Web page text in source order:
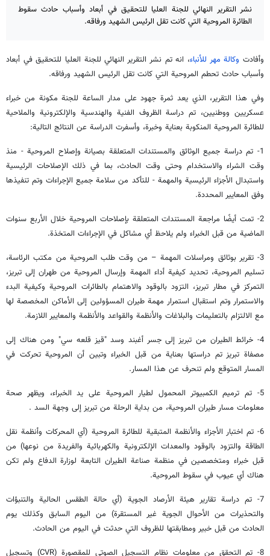
نشر التقرير النهائي للجنة العليا للتحقيق في أبعاد وأسباب حادث سقوط
الطائرة المروحية التي كانت تقل الرئيس الشهيد ورفاقه.
وأفادت وكالة مهر للأنباء، انه تم نشر التقرير النهائي للجنة العليا للتحقيق في أبعاد
وأسباب حادث تحطم المروحية التي كانت تقل الرئيس الشهيد ورفاقه.
وفي هذا التقرير، الذي يعد ثمرة جهود على مدار الساعة للجنة مكونة من خبراء
عسكريين ووطنيين، تم دراسة الظروف الفنية والهندسية والإلكترونية والملاحية
للطائرة المروحية المنكوبة بعناية وخبرة، وأسفرت الدراسة عن النتائج التالية:
1- تم دراسة جميع الوثائق والمستندات المتعلقة بصيانة وإصلاح المروحية - منذ
وقت الشراء والاستخدام وحتى وقت الحادث، بما في ذلك الإصلاحات الرئيسية
واستبدال الأجزاء الرئيسية والمهمة - للتأكد من سلامة جميع الإجراءات وتم تنفيذها
وفق المعايير المحددة.
2- تمت أيضًا مراجعة المستندات المتعلقة بإصلاحات المروحية خلال الأربع سنوات
الماضية من قبل الخبراء ولم يلاحظ أي مشاكل في الإجراءات المتخذة.
3- تقرير بوثائق ومراسلات المهمة – من وقت طلب المروحية من مكتب الرئاسة،
تسليم المروحية، تحديد كيفية أداء المهمة وإرسال المروحية من طهران إلى تبريز،
التمركز في مطار تبريز، التزود بالوقود والاهتمام بالطائرات المروحية وكيفية البدء
والاستمرار وتم استقبال استمرار مهمة طيران المسؤولين إلى الأماكن المخصصة لها
مع الالتزام بالتعليمات والبلاغات والأنظمة والقواعد والأنظمة والمعايير اللازمة.
4- خرائط الطيران من تبريز إلى جسر أغبند وسد "قيز قلعه سي" ومن هناك إلى
مصفاة تبريز تم دراستها بعناية من قبل الخبراء وتبين أن المروحية تحركت في
المسار المتوقع ولم تنحرف عن هذا المسار.
5- تم ترميم الكمبيوتر المحمول لطيار المروحية على يد الخبراء، ويظهر صحة
معلومات مسار طيران المروحية، من بداية الرحلة من تبريز إلى وجهة السد .
6- تم اختبار الأجزاء والأنظمة المتبقية للطائرة المروحية (أي المحركات وأنظمة نقل
الطاقة والتزود بالوقود والمعدات الإلكترونية والكهربائية والفريدة من نوعها) من
قبل خبراء ومتخصصين في منظمة صناعة الطيران التابعة لوزارة الدفاع ولم تكن
هناك أي عيوب في سقوط المروحية.
7- تم دراسة تقارير هيئة الأرصاد الجوية (أي حالة الطقس الحالية والتنبؤات
والتحذيرات من الأحوال الجوية غير المستقرة) من اليوم السابق وكذلك يوم
الحادث من قبل خبير ومطابقتها للظروف التي حدثت في اليوم من الحادث.
8- تم التحقق من معلومات نظام التسجيل الصوتي للمقصورة (CVR) وتسجيل